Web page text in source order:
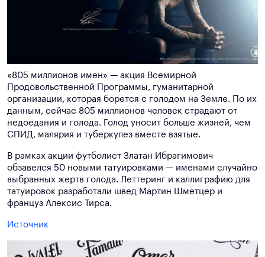
«805 миллионов имен» — акция Всемирной
Продовольственной Программы, гуманитарной
организации, которая борется с голодом на Земле. По их
данным, сейчас 805 миллионов человек страдают от
недоедания и голода. Голод уносит больше жизней, чем
СПИД, малярия и туберкулез вместе взятые.
В рамках акции футболист Златан Ибрагимович
обзавелся 50 новыми татуировками — именами случайно
выбранных жертв голода. Леттеринг и каллиграфию для
татуировок разработали швед Мартин Шметцер и
француз Алексис Тирса.
Источник